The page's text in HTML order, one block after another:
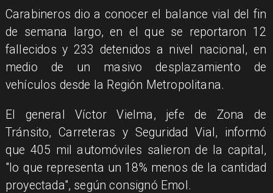
Carabineros dio a conocer el balance vial del fin
de semana largo, en el que se reportaron 12
fallecidos y 233 detenidos a nivel nacional, en
medio de un masivo desplazamiento de
vehículos desde la Región Metropolitana.
El general Víctor Vielma, jefe de Zona de
Tránsito, Carreteras y Seguridad Vial, informó
que 405 mil automóviles salieron de la capital,
"lo que representa un 18% menos de la cantidad
proyectada", según consignó Emol.